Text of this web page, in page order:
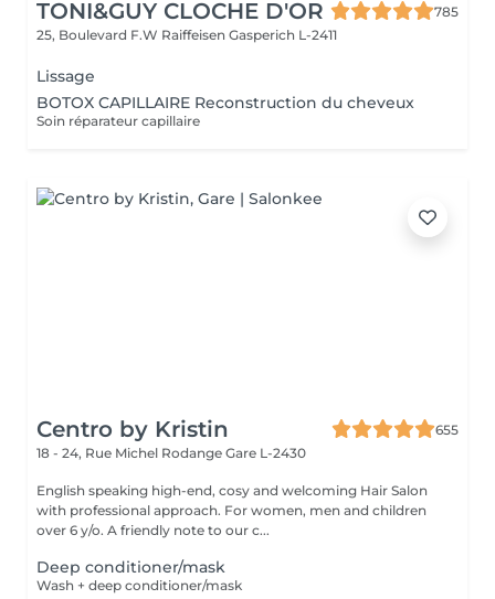
TONI&GUY CLOCHE D'OR
785
25, Boulevard F.W Raiffeisen Gasperich L-2411
Lissage
BOTOX CAPILLAIRE Reconstruction du cheveux
Soin réparateur capillaire
Centro by Kristin
655
18 - 24, Rue Michel Rodange Gare L-2430
English speaking high-end, cosy and welcoming Hair Salon
with professional approach. For women, men and children
over 6 y/o. A friendly note to our c...
Deep conditioner/mask
Wash + deep conditioner/mask